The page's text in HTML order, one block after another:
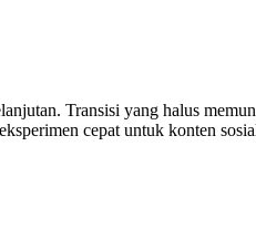
Transisi yang halus
cepat untuk konten